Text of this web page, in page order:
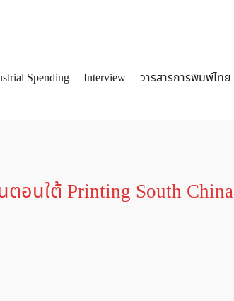
Spending Interview วารสารการพิมพ์ไทย
อนใต้ Printing South China